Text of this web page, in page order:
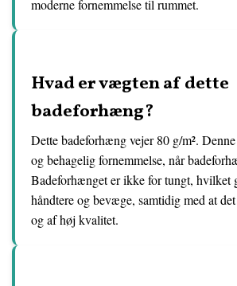
moderne fornemmelse til rummet.
Hvad er vægten af dette
badeforhæng?
Dette badeforhæng vejer 80 g/m².
og behagelig fornemmelse, når
Badeforhænget er ikke for tungt, hvilket
håndtere og bevæge, samtidig med at
og af høj kvalitet.